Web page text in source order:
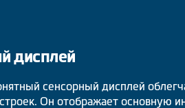
дисплей
сенсорный дисплей
Он отображает основную